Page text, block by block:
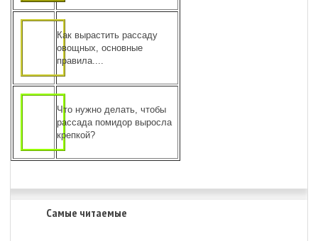
Как вырастить рассаду
овощных, основные
правила....
Что нужно делать, чтобы
рассада помидор выросла
крепкой?
Самые читаемые